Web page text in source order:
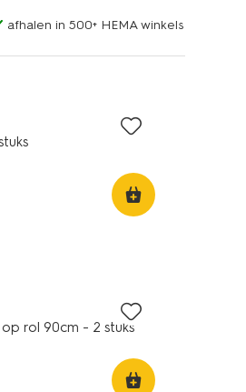
afhalen in 500+ HEMA winkels
rol 90cm - 2 stuks